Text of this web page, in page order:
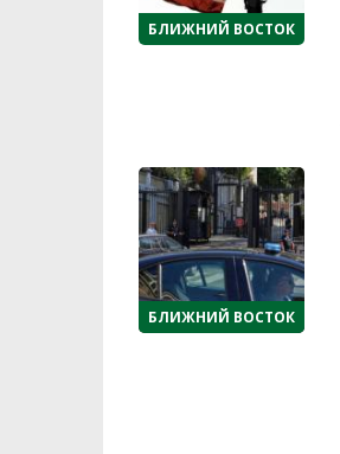
БЛИЖНИЙ ВОСТОК
БЛИЖНИЙ ВОСТОК